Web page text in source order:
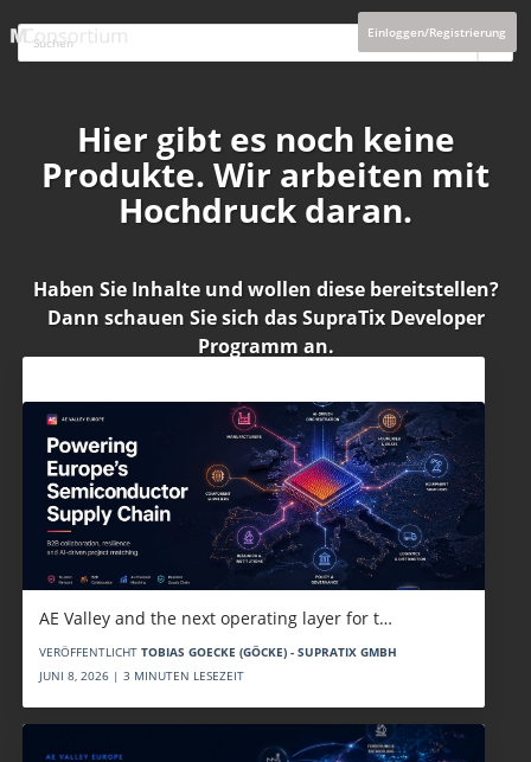
Einloggen/Registrierung
Hier gibt es noch keine
Produkte. Wir arbeiten mit
Hochdruck daran.
Haben Sie Inhalte und wollen diese bereitstellen?
Dann schauen Sie sich dasSupraTix Developer
Programm an.
AE Valley and the next operating layer for t…
VERÖFFENTLICHT TOBIAS GOECKE (GÖCKE) - SUPRATIX GMBH
JUNI 8, 2026 | 3 MINUTEN LESEZEIT